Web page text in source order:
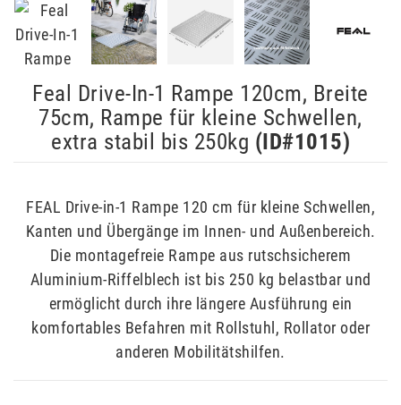
Feal Drive-In-1 Rampe 120cm, Breite
75cm, Rampe für kleine Schwellen,
extra stabil bis 250kg (ID#1015)
FEAL Drive-in-1 Rampe 120 cm für kleine Schwellen,
Kanten und Übergänge im Innen- und Außenbereich.
Die montagefreie Rampe aus rutschsicherem
Aluminium-Riffelblech ist bis 250 kg belastbar und
ermöglicht durch ihre längere Ausführung ein
komfortables Befahren mit Rollstuhl, Rollator oder
anderen Mobilitätshilfen.